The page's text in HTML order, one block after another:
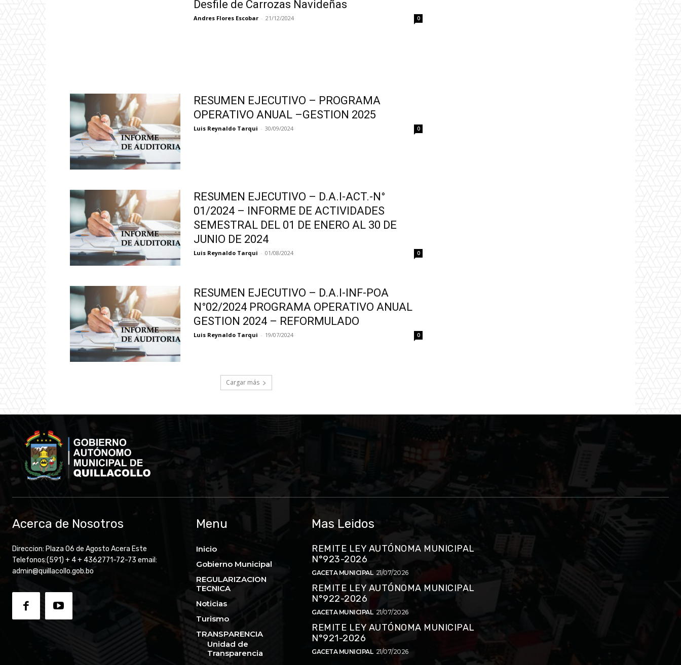
Desfile de Carrozas Navideñas
Andres Flores Escobar - 21/12/2024 0
RESUMEN EJECUTIVO – PROGRAMA
OPERATIVO ANUAL –GESTION 2025
Luis Reynaldo Tarqui - 30/09/2024 0
RESUMEN EJECUTIVO – D.A.I-ACT.-N°
01/2024 – INFORME DE ACTIVIDADES
SEMESTRAL DEL 01 DE ENERO AL 30 DE
JUNIO DE 2024
Luis Reynaldo Tarqui - 01/08/2024 0
RESUMEN EJECUTIVO – D.A.I-INF-POA
N°02/2024 PROGRAMA OPERATIVO ANUAL
GESTION 2024 – REFORMULADO
Luis Reynaldo Tarqui - 19/07/2024 0
Cargar más
Acerca de Nosotros
Direccion: Plaza 06 de Agosto Acera Este
Telefonos:(591) + 4 + 4362771-72-73 email:
admin@quillacollo.gob.bo
Menu
Inicio
Gobierno Municipal
REGULARIZACION
TECNICA
Noticias
Turismo
TRANSPARENCIA
Unidad de
Transparencia
Mas Leidos
REMITE LEY AUTÓNOMA MUNICIPAL
N°923-2026
GACETA MUNICIPAL 21/07/2026
REMITE LEY AUTÓNOMA MUNICIPAL
N°922-2026
GACETA MUNICIPAL 21/07/2026
REMITE LEY AUTÓNOMA MUNICIPAL
N°921-2026
GACETA MUNICIPAL 21/07/2026